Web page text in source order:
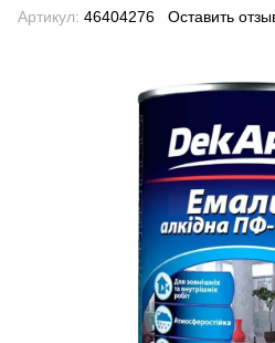
Артикул: 46404276 Оставить